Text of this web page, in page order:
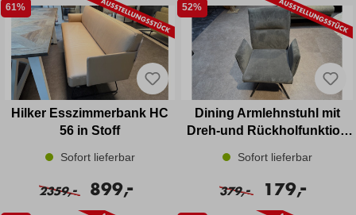
61%
Hilker Esszimmerbank HC
56 in Stoff
Sofort lieferbar
2359,- 899,
-
52%
Dining Armlehnstuhl mit
Dreh-und Rückholfunktion
Sofort lieferbar
379,- 179,
-